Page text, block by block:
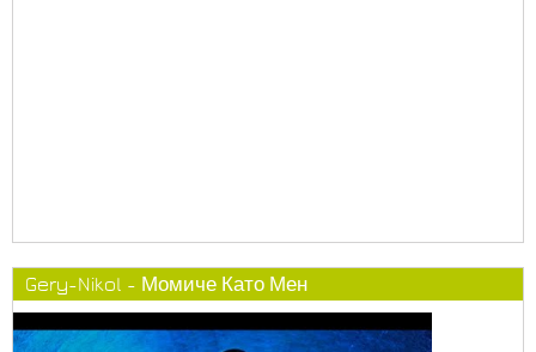
Gery-Nikol - Момиче Като Мен